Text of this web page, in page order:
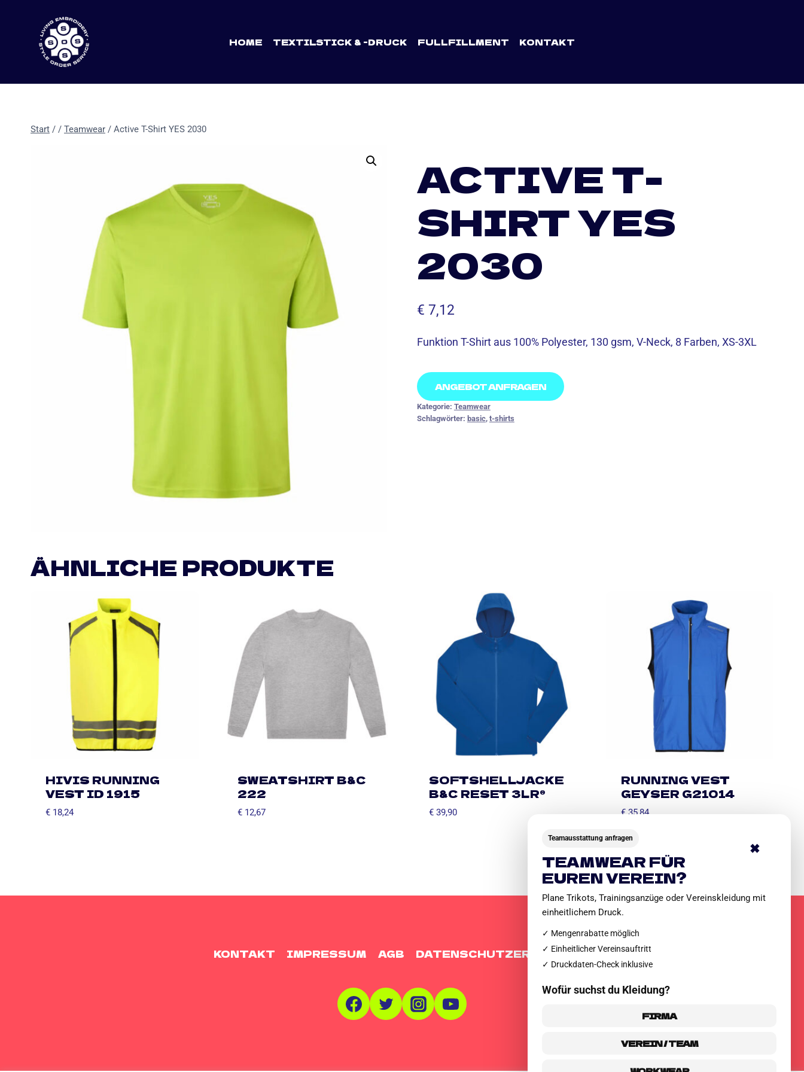
springen
HOME TEXTILSTICK & -DRUCK FULLFILLMENT KONTAKT
Start / / Teamwear / Active T-Shirt YES 2030
ACTIVE T-
SHIRT YES
2030
€ 7,12
Funktion T-Shirt aus 100% Polyester, 130 gsm, V-Neck, 8 Farben, XS-3XL
ANGEBOT ANFRAGEN
Kategorie: Teamwear
Schlagwörter: basic, t-shirts
ÄHNLICHE PRODUKTE
HIVIS RUNNING
VEST ID 1915
€ 18,24
SWEATSHIRT B&C
222
€12,67
SOFTSHELLJACKE
B&C RESET 3LR®
€ 39,90
RUNNING VEST
GEYSER G21014
€35,84
KONTAKT IMPRESSUM AGB DATENSCHUTZERKLÄRUNG
×
Teamausstattung anfragen
TEAMWEAR FÜR
EUREN VEREIN?
Plane Trikots, Trainingsanzüge oder Vereinskleidung mit
einheitlichem Druck.
✓ Mengenrabatte möglich
✓ Einheitlicher Vereinsauftritt
✓ Druckdaten-Check inklusive
Wofür suchst du Kleidung?
FIRMA
VEREIN / TEAM